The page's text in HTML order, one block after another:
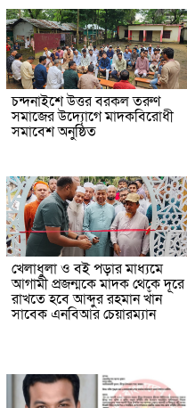
চন্দনাইশে উত্তর বরকল তরুণ
সমাজের উদ্যোগে মাদকবিরোধী
সমাবেশ অনুষ্ঠিত
খেলাধুলা ও বই পড়ার মাধ্যমে
আগামী প্রজন্মকে মাদক থেকে দূরে
রাখতে হবে আব্দুর রহমান খাঁন
সাবেক এনবিআর চেয়ারম্যান